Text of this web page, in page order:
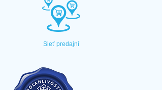
Sieť predajní